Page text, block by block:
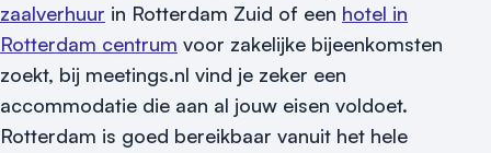
zaalverhuur in Rotterdam Zuid of een hotel in
Rotterdam centrum voor zakelijke bijeenkomsten
zoekt, bij meetings.nl vind je zeker een
accommodatie die aan al jouw eisen voldoet.
Rotterdam is goed bereikbaar vanuit het hele